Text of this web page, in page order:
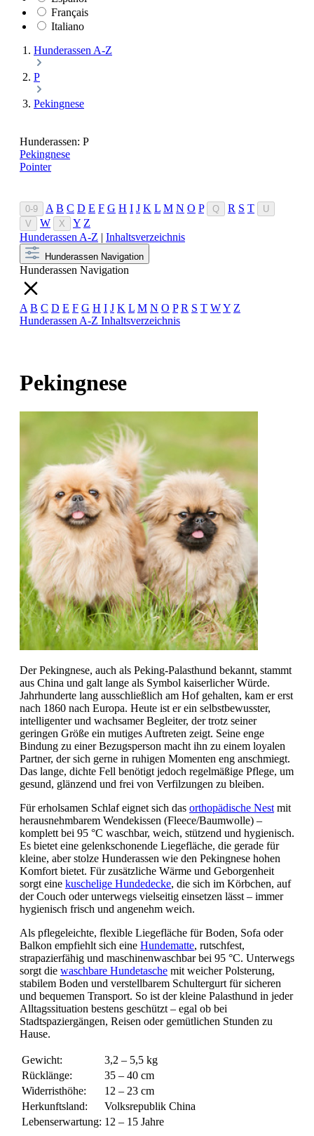
Français
Italiano
Hunderassen A-Z
P
Pekingnese
Hunderassen: P
Pekingnese
Pointer
0-9 A B C D E F G H I J K L M N O P Q R S T
U
V
W X Y Z
Hunderassen A-Z | Inhaltsverzeichnis
Hunderassen Navigation
Hunderassen Navigation
A B C D E F G H I J K L M N O P R S T WY Z
Hunderassen A-Z Inhaltsverzeichnis
Pekingnese
Der Pekingnese, auch als Peking-Palasthund bekannt, stammt
aus China und galt lange als Symbol kaiserlicher Würde.
Jahrhunderte lang ausschließlich am Hof gehalten, kam er erst
nach 1860 nach Europa. Heute ist er ein selbstbewusster,
intelligenter und wachsamer Begleiter, der trotz seiner
geringen Größe ein mutiges Auftreten zeigt. Seine enge
Bindung zu einer Bezugsperson macht ihn zu einem loyalen
Partner, der sich gerne in ruhigen Momenten eng anschmiegt.
Das lange, dichte Fell benötigt jedoch regelmäßige Pflege, um
gesund, glänzend und frei von Verfilzungen zu bleiben.
Für erholsamen Schlaf eignet sich das orthopädische Nest mit
herausnehmbarem Wendekissen (Fleece/Baumwolle) –
komplett bei 95 °C waschbar, weich, stützend und hygienisch.
Es bietet eine gelenkschonende Liegefläche, die gerade für
kleine, aber stolze Hunderassen wie den Pekingnese hohen
Komfort bietet. Für zusätzliche Wärme und Geborgenheit
sorgt eine kuschelige Hundedecke, die sich im Körbchen, auf
der Couch oder unterwegs vielseitig einsetzen lässt – immer
hygienisch frisch und angenehm weich.
Als pflegeleichte, flexible Liegefläche für Boden, Sofa oder
Balkon empfiehlt sich eine Hundematte, rutschfest,
strapazierfähig und maschinenwaschbar bei 95 °C. Unterwegs
sorgt die waschbare Hundetasche mit weicher Polsterung,
stabilem Boden und verstellbarem Schultergurt für sicheren
und bequemen Transport. So ist der kleine Palasthund in jeder
Alltagssituation bestens geschützt – egal ob bei
Stadtspaziergängen, Reisen oder gemütlichen Stunden zu
Hause.
Gewicht:
3,2 – 5,5 kg
Rücklänge:
35 – 40 cm
Widerristhöhe:
12 – 23 cm
Herkunftsland:
Volksrepublik China
Lebenserwartung: 12 – 15 Jahre